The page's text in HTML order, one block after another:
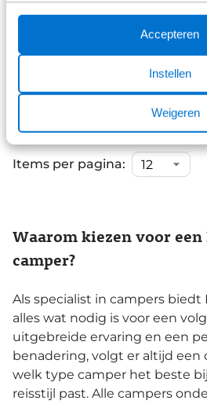
Accepteren
Instellen
Weigeren
€ 151.555
Bekijk details
Items per pagina:
Waarom kiezen voor
camper?
Als specialist in campers biedt
alles wat nodig is voor een
uitgebreide ervaring en een
benadering, volgt er altijd een
welk type camper het beste
reisstijl past. Alle campers